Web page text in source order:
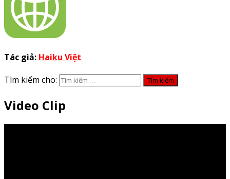
Tác giả: Haiku Việt
Tìm kiếm cho:
Video Clip